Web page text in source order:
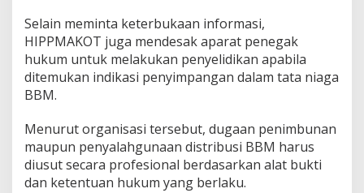
Selain meminta keterbukaan informasi,
HIPPMAKOT juga mendesak aparat penegak
hukum untuk melakukan penyelidikan apabila
ditemukan indikasi penyimpangan dalam tata niaga
BBM.
Menurut organisasi tersebut, dugaan penimbunan
maupun penyalahgunaan distribusi BBM harus
diusut secara profesional berdasarkan alat bukti
dan ketentuan hukum yang berlaku.